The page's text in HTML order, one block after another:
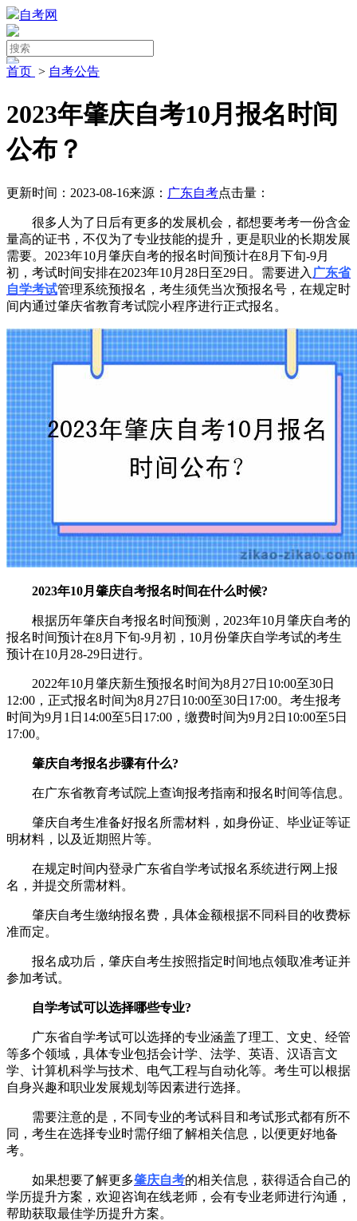
自考网
首页 > 自考公告
2023年肇庆自考10月报名时间
公布？
更新时间：2023-08-16来源： 广东自考点击量：
很多人为了日后有更多的发展机会，都想要考考一份含金
量高的证书，不仅为了专业技能的提升，更是职业的长期发展
需要。2023年10月肇庆自考的报名时间预计在8月下旬-9月
初，考试时间安排在2023年10月28日至29日。需要进入 广东省
自学考试管理系统预报名，考生须凭当次预报名号，在规定时
间内通过肇庆省教育考试院小程序进行正式报名。
2023年10月肇庆自考报名时间在什么时候?
根据历年肇庆自考报名时间预测，2023年10月肇庆自考的
报名时间预计在8月下旬-9月初，10月份肇庆自学考试的考生
预计在10月28-29日进行。
2022年10月肇庆新生预报名时间为8月27日10:00至30日
12:00，正式报名时间为8月27日10:00至30日17:00。考生报考
时间为9月1日14:00至5日17:00，缴费时间为9月2日10:00至5日
17:00。
肇庆自考报名步骤有什么?
在广东省教育考试院上查询报考指南和报名时间等信息。
肇庆自考生准备好报名所需材料，如身份证、毕业证等证
明材料，以及近期照片等。
在规定时间内登录广东省自学考试报名系统进行网上报
名，并提交所需材料。
肇庆自考生缴纳报名费，具体金额根据不同科目的收费标
准而定。
报名成功后，肇庆自考生按照指定时间地点领取准考证并
参加考试。
自学考试可以选择哪些专业?
广东省自学考试可以选择的专业涵盖了理工、文史、经管
等多个领域，具体专业包括会计学、法学、英语、汉语言文
学、计算机科学与技术、电气工程与自动化等。考生可以根据
自身兴趣和职业发展规划等因素进行选择。
需要注意的是，不同专业的考试科目和考试形式都有所不
同，考生在选择专业时需仔细了解相关信息，以便更好地备
考。
如果想要了解更多肇庆自考的相关信息，获得适合自己的
学历提升方案，欢迎咨询在线老师，会有专业老师进行沟通，
帮助获取最佳学历提升方案。